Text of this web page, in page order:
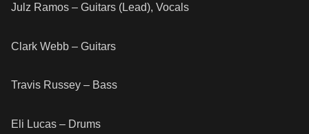
Julz Ramos – Guitars (Lead), Vocals
Clark Webb – Guitars
Travis Russey – Bass
Eli Lucas – Drums